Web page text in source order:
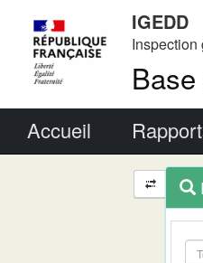
IGEDD
Inspection
Accueil
et